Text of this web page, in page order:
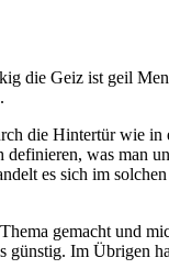
die Geiz ist geil
die Hintertür wie
definieren, was
es sich im
gemacht und
Im Übrigen